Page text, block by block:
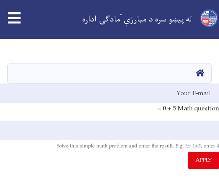
له پیښو سره د مبارزې آمادګۍ اداره
کور
E-mail
Math question
5 + 0 =
Solve this simple math problem and enter the result. E.g. for 1+3, enter 4.
APPLY